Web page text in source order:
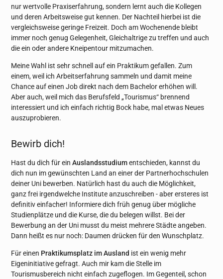
nur wertvolle Praxiserfahrung, sondern lernt auch die Kollegen
und deren Arbeitsweise gut kennen. Der Nachteil hierbei ist die
vergleichsweise geringe Freizeit. Doch am Wochenende bleibt
immer noch genug Gelegenheit, Gleichaltrige zu treffen und auch
die ein oder andere Kneipentour mitzumachen.
Meine Wahl ist sehr schnell auf ein Praktikum gefallen. Zum
einem, weil ich Arbeitserfahrung sammeln und damit meine
Chance auf einen Job direkt nach dem Bachelor erhöhen will.
Aber auch, weil mich das Berufsfeld „Tourismus“ brennend
interessiert und ich einfach richtig Bock habe, mal etwas Neues
auszuprobieren.
Bewirb dich!
Hast du dich für einAuslandsstudiumentschieden, kannst du
dich nun im gewünschten Land an einer der Partnerhochschulen
deiner Uni bewerben. Natürlich hast du auch die Möglichkeit,
ganz frei irgendwelche Institute anzuschreiben - aber ersteres ist
definitiv einfacher! Informiere dich früh genug über mögliche
Studienplätze und die Kurse, die du belegen willst. Bei der
Bewerbung an der Uni musst du meist mehrere Städte angeben.
Dann heißt es nur noch: Daumen drücken für den Wunschplatz.
Für einen Praktikumsplatz im Ausland ist ein wenig mehr
Eigeninitiative gefragt. Auch mir kam die Stelle im
Tourismusbereich nicht einfach zugeflogen. Im Gegenteil, schon